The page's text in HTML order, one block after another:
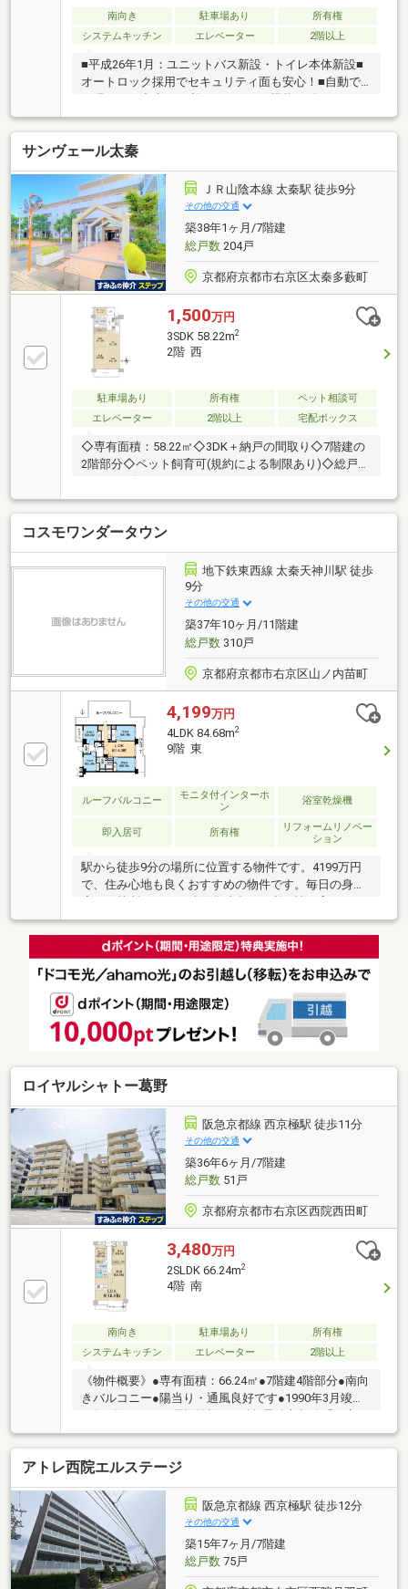
南向き 駐車場あり
所有権
システムキッチン
エレベーター 2階以上
■平成26年1月：ユニットバス新設・トイレ本体新設■
オートロック採用でセキュリティ面も安心！■自動で
す トイレは温水洗浄便座で冬でも温かく、タンクレ
スでお掃除も楽に！ 収納が多く、調理スペースも確
保された機能的なキッチンです■「マツモト西小路御
池店」まで徒歩2分 「ファミリーマート御池山ノ内
店」まで徒歩5分 「V・drug太子道店」まで徒歩7
分 「京都山ノ内郵便局」まで徒歩8分☆ お問合せ
は 【 0120-038-021 】 まで ☆☆ 詳細情報をお
求めの方は、「資料請求（無料）」をクリック！ ☆・
町内費：年額6000円
サンヴェール太秦
ＪＲ山陰本線 太秦駅 徒歩9分
その他の交通
築38年1ヶ月/7階建
総戸数204戸
京都府京都市右京区太秦多藪町
1,500万円
3SDK 58.22m2
2階 西
駐車場あり 所有権
ペット相談可
エレベーター
2階以上 宅配ボックス
◇専有面積：58.22㎡◇3DK＋納戸の間取り◇7階建の
2階部分◇ペット飼育可(規約による制限あり)◇総戸数
204戸のビックコミュニティ
コスモワンダータウン
地下鉄東西線 太秦天神川駅 徒歩
9分
その他の交通
築37年10ヶ月/11階建
総戸数310戸
京都府京都市右京区山ノ内苗町
4,199万円
4LDK 84.68m2
9階 東
ルーフバルコニー
モニタ付インターホ
ン
浴室乾燥機
即入居可 所有権
リフォームリノベー
ション
駅から徒歩9分の場所に位置する物件です。4199万円
で、住み心地も良くおすすめの物件です。毎日の身支
度を一箇所でできる洗面化粧台は、利便性が高いで
す。中古マンションですが、綺麗に整備されているの
で住み心地良好です。顔が見える安心のTVインターホ
ン付きです。
ロイヤルシャトー葛野
阪急京都線 西京極駅 徒歩11分
その他の交通
築36年6ヶ月/7階建
総戸数51戸
京都府京都市右京区西院西田町
3,480万円
2SLDK 66.24m2
4階 南
南向き 駐車場あり
所有権
システムキッチン
エレベーター 2階以上
《物件概要》●専有面積：66.24㎡●7階建4階部分●南向
きバルコニー●陽当り・通風良好です●1990年3月竣工
●総戸数：51戸≪周辺施設≫●阪急電鉄京都線「西京
極」駅まで徒歩11分●阪急電鉄京都線「西院」駅まで
徒歩17分●京都ファミリーまで約620ｍ●ライフ梅津店
まで約810ｍ●コーナンPRO天神川高辻通店まで約130
ｍ●ファミリーマート葛野大路高辻店まで約160ｍ
アトレ西院エルステージ
阪急京都線 西京極駅 徒歩12分
その他の交通
築15年7ヶ月/7階建
総戸数75戸